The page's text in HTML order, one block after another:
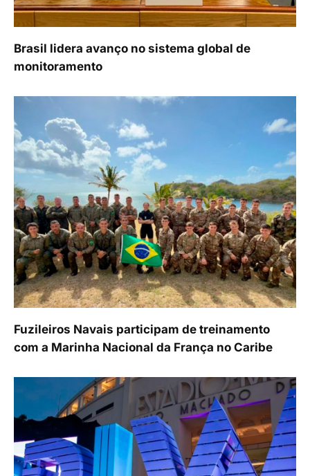
Brasil lidera avanço no sistema global de
monitoramento
Fuzileiros Navais participam de treinamento
com a Marinha Nacional da França no Caribe